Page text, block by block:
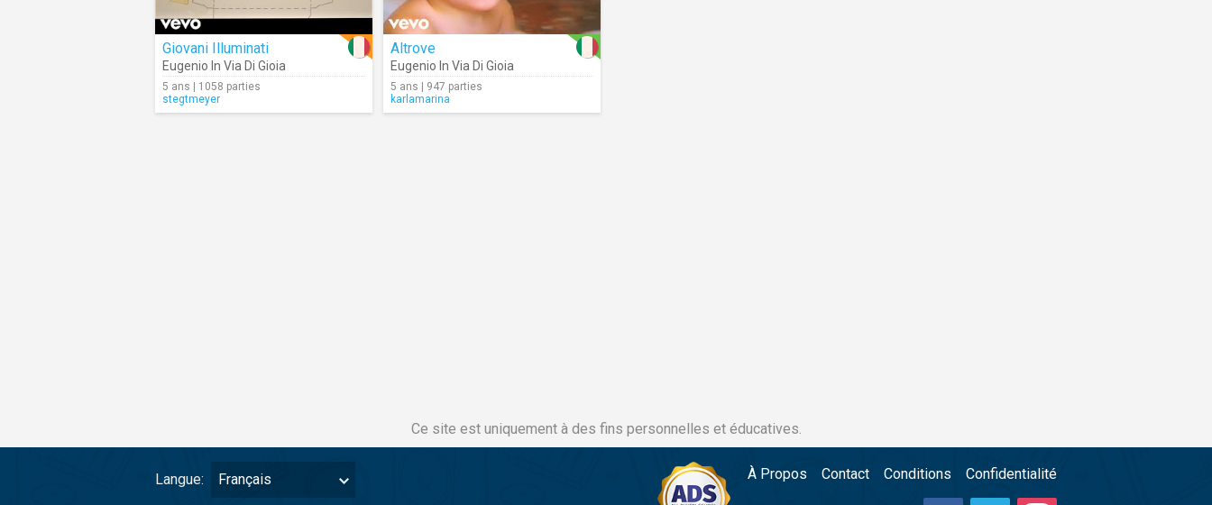
Giovani Illuminati
Eugenio In Via Di Gioia
5 ans | 1058 parties
stegtmeyer
Altrove
Eugenio In Via Di Gioia
5 ans | 947 parties
karlamarina
Ce site est uniquement à des fins personnelles et éducatives.
Langue: Français À Propos Contact Conditions Confidentialité